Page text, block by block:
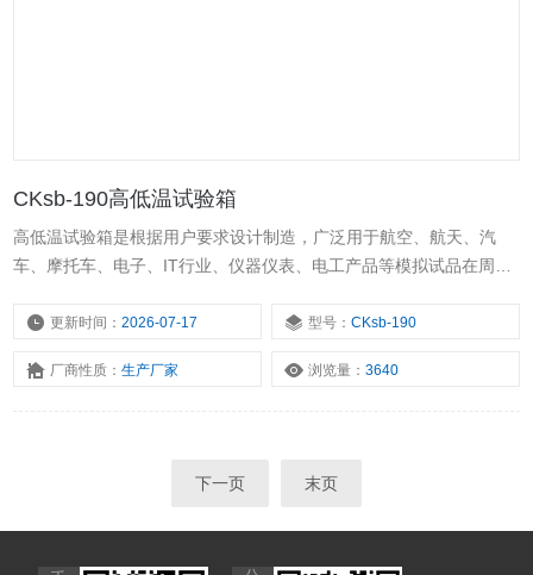
CKsb-190高低温试验箱
高低温试验箱是根据用户要求设计制造，广泛用于航空、航天、汽
车、摩托车、电子、IT行业、仪器仪表、电工产品等模拟试品在周围
提供可靠性试验、产品筛选等。
更新时间：2026-07-17 型号：CKsb-190
厂商性质：生产厂家 浏览量：3640
下一页 末页